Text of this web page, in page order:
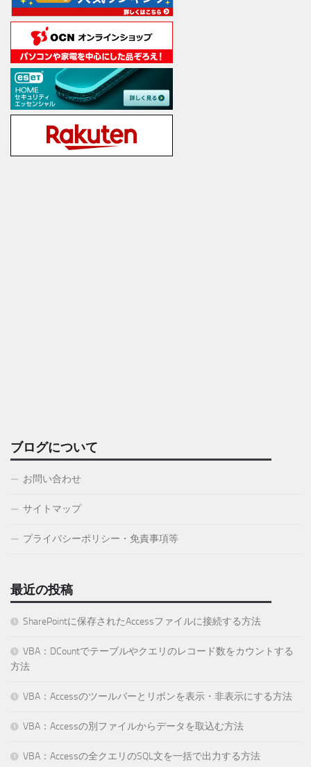
ブログについて
お問い合わせ
サイトマップ
プライバシーポリシー・免責事項等
最近の投稿
SharePointに保存されたAccessファイルに接続する方法
VBA：DCountでテーブルやクエリのレコード数をカウントする
方法
VBA：Accessのツールバーとリボンを表示・非表示にする方法
VBA：Accessの別ファイルからデータを取込む方法
VBA：Accessの全クエリのSQL文を一括で出力する方法